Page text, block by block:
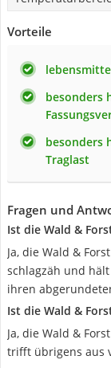
Vorteile
besonders
besonders
Traglast
Fragen und
Ist die Wald &
Ja, die Wald &
schlagzäh und
ihren
Ist die Wald &
Ja, die Wald &
trifft übrigens aus